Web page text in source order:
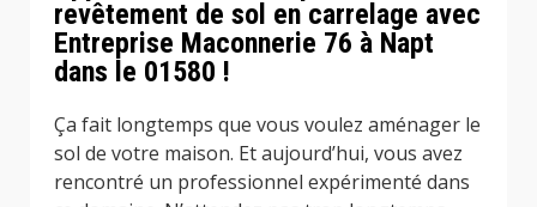
revêtement de sol en carrelage avec
Entreprise Maconnerie 76 à Napt
dans le 01580 !
Ça fait longtemps que vous voulez aménager le
sol de votre maison. Et aujourd’hui, vous avez
rencontré un professionnel expérimenté dans